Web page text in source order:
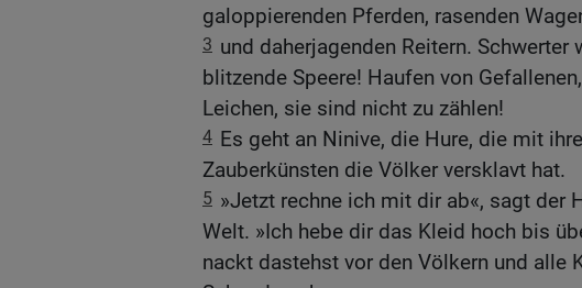
galoppierenden Pferden, rasenden
3 und daherjagenden Reitern. Schwerter
blitzende Speere! Haufen von
Leichen, sie sind nicht zu zählen!
4 Es geht an Ninive, die Hure, die mit
Zauberkünsten die Völker versklavt hat.
5 »Jetzt rechne ich mit dir ab«, sagt der
Welt. »Ich hebe dir das Kleid hoch bis
nackt dastehst vor den Völkern und alle